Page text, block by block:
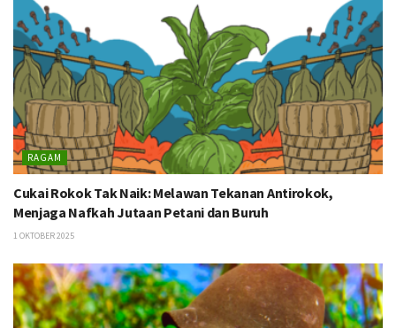
RAGAM
Cukai Rokok Tak Naik: Melawan Tekanan Antirokok,
Menjaga Nafkah Jutaan Petani dan Buruh
1 OKTOBER 2025